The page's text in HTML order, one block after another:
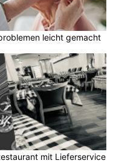
leicht gemacht
mit Lieferservice